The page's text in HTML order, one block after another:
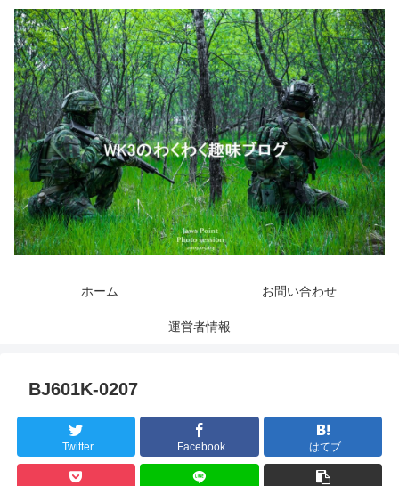
ホーム お問い合わせ
運営者情報
BJ601K-0207
Twitter Facebook はてブ